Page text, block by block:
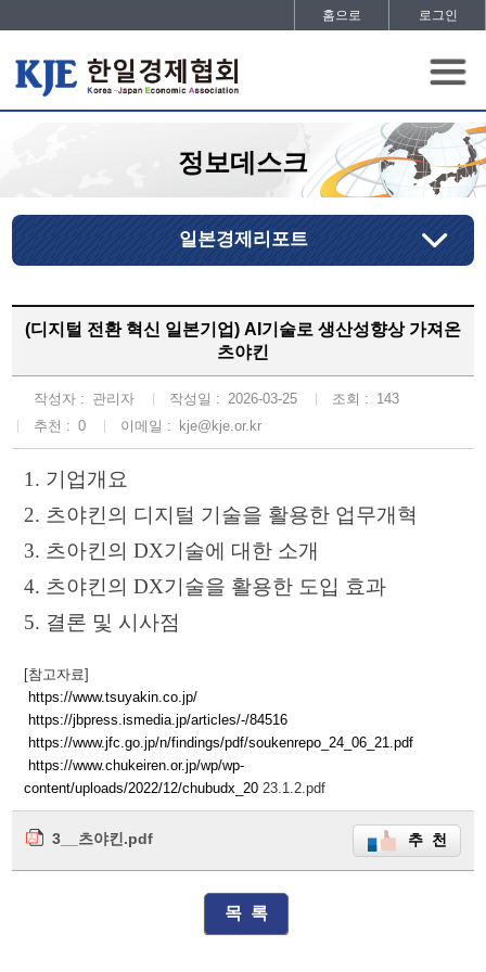
홈으로 로그인
정보데스크
일본경제리포트
(디지털 전환 혁신 일본기업) AI기술로 생산성향상 가져온
츠야킨
작성자 : 관리자 작성일 : 2026-03-25 조회 : 143
추천 : 0 이메일 : kje@kje.or.kr
1. 기업개요
2. 츠야킨의 디지털 기술을 활용한 업무개혁
3. 츠아킨의 DX기술에 대한 소개
4. 츠야킨의 DX기술을 활용한 도입 효과
5. 결론 및 시사점
[참고자료]
https://www.tsuyakin.co.jp/
https://jbpress.ismedia.jp/articles/-/84516
https://www.jfc.go.jp/n/findings/pdf/soukenrepo_24_06_21.pdf
https://www.chukeiren.or.jp/wp/wp-
content/uploads/2022/12/chubudx_2023.1.2.pdf
3__츠야킨.pdf 추 천
목 록